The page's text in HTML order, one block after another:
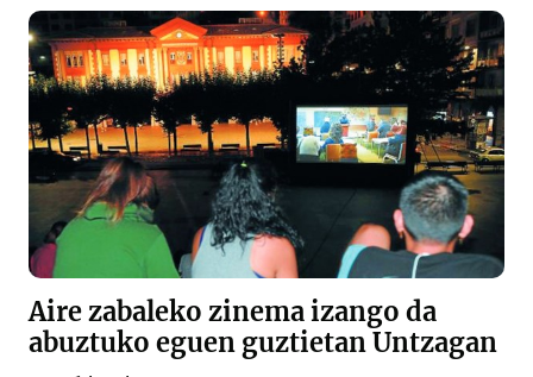
Aire zabaleko zinema izango da
abuztuko eguen guztietan Untzagan